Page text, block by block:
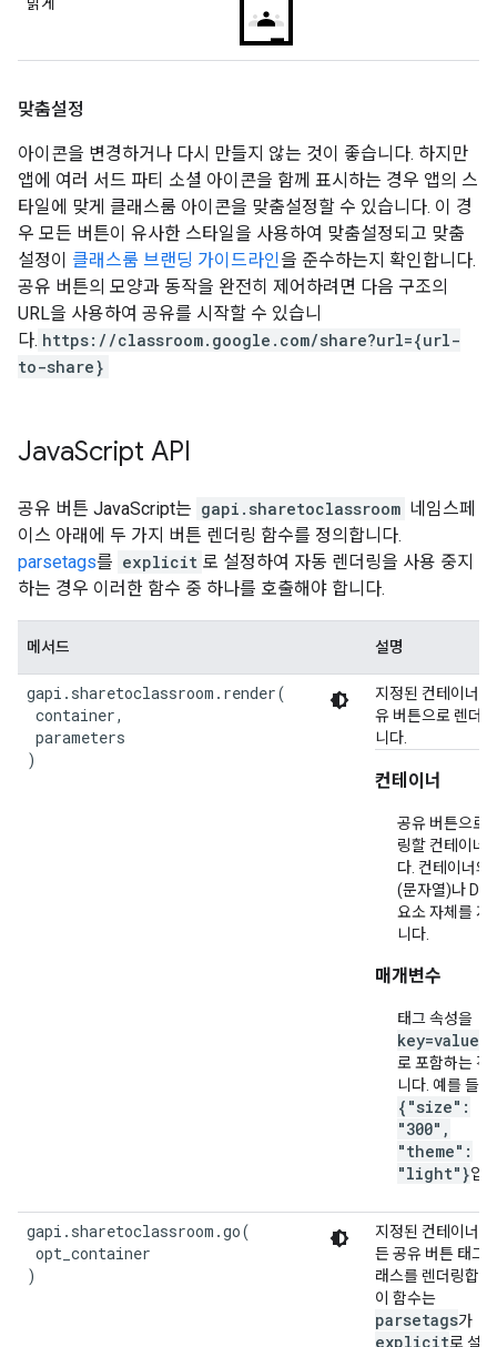
맞춤설정
아이콘을 변경하거나 다시 만들지 않는 것이 좋습니다. 하지만
앱에 여러 서드 파티 소셜 아이콘을 함께 표시하는 경우 앱의 스
타일에 맞게 클래스룸 아이콘을 맞춤설정할 수 있습니다. 이 경
우 모든 버튼이 유사한 스타일을 사용하여 맞춤설정되고 맞춤
설정이 클래스룸 브랜딩 가이드라인을 준수하는지 확인합니다.
공유 버튼의 모양과 동작을 완전히 제어하려면 다음 구조의
URL을 사용하여 공유를 시작할 수 있습니
다. https://classroom.google.com/share?url={url-
to-share}
JavaScript API
공유 버튼 JavaScript는 gapi.sharetoclassroom 네임스페
이스 아래에 두 가지 버튼 렌더링 함수를 정의합니다.
parsetags를 explicit 로 설정하여 자동 렌더링을 사용 중지
하는 경우 이러한 함수 중 하나를 호출해야 합니다.
메서드 설명
gapi.sharetoclassroom.render(
container,
parameters
)
지정된 컨테이너를
유 버튼으로 렌더
니다.
컨테이너
공유 버튼으로
링할 컨테이너
다. 컨테이너의
(문자열)나
요소 자체를 지
니다.
매개변수
태그 속성을
key=value
로 포함하는 객
니다. 예를 들면
{"size":
"300",
"theme":
"light"}입
gapi.sharetoclassroom.go(
opt_container
)
지정된 컨테이너의
든 공유 버튼 태그
래스를 렌더링합니
이 함수는
parsetags가
explicit로 설